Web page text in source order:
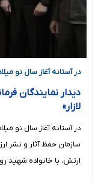
در آستانه آغاز سال نو
دیدار نمایندگان
لازار»
در آستانه آغاز سال نو
سازمان حفظ آثار و نشر
ارتش، با خانواده شهید